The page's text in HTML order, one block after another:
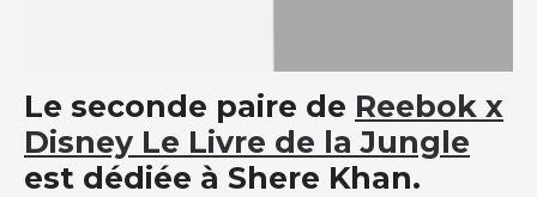
Le seconde paire de Reebok x
Disney Le Livre de la Jungle
est dédiée à Shere Khan.